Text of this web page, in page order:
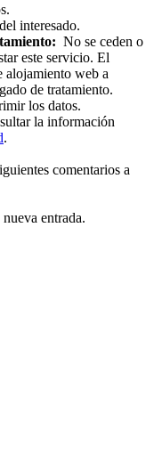
interesado.
No se ceden o
este servicio. El
alojamiento web a
de tratamiento.
los datos.
la información
.
comentarios a
entrada.